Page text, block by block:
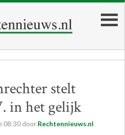
stelt
in het gelijk
08:30 door Rechtennieuws.nl